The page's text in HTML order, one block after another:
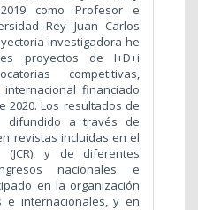
como Profesor e
Rey Juan Carlos
investigadora he
proyectos de I+D+i
competitivas,
financiado
2020. Los resultados de
difundido a través de
revistas incluidas en el
(JCR), y de diferentes
nacionales e
en la organización
e internacionales, y en